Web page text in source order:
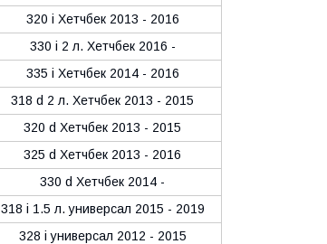
320 i Хетчбек 2013 - 2016
330 i 2 л. Хетчбек 2016 -
335 i Хетчбек 2014 - 2016
318 d 2 л. Хетчбек 2013 - 2015
320 d Хетчбек 2013 - 2015
325 d Хетчбек 2013 - 2016
330 d Хетчбек 2014 -
318 i 1.5 л. универсал 2015 - 2019
328 i универсал 2012 - 2015